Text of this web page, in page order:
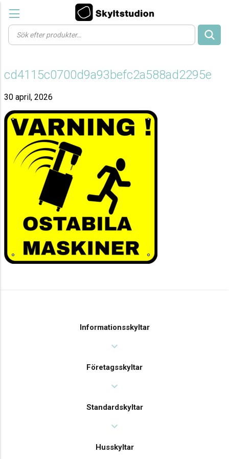
Products
search
cd4115c0700d9a93befc2a588ad2295e
30 april, 2026
Informationsskyltar
expand_more
Företagsskyltar
expand_more
Standardskyltar
expand_more
Husskyltar